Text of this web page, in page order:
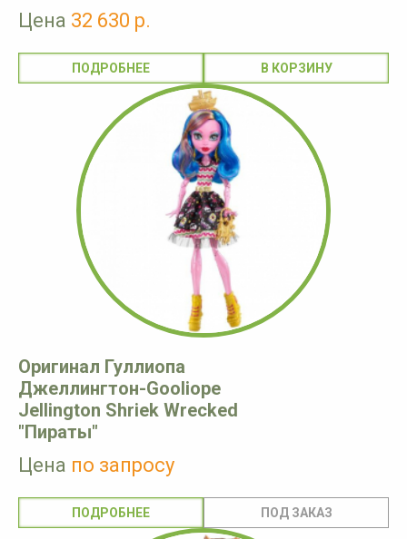
Цена 32 630 р.
ПОДРОБНЕЕ
Оригинал Гуллиопа
Джеллингтон-Gooliope
Jellington Shriek Wrecked
"Пираты"
Цена по запросу
ПОДРОБНЕЕ